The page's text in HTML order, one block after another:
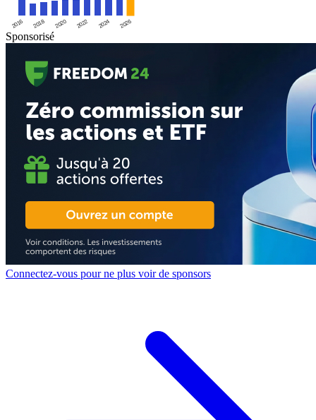
2016 2018 2020 2022 2024 2026
Sponsorisé
Connectez-vous pour ne plus voir de sponsors